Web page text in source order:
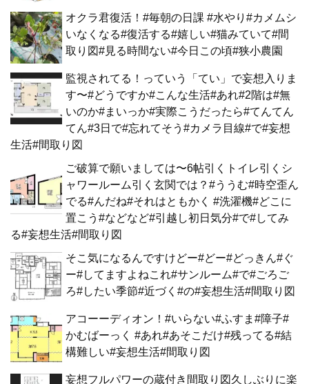
オクラ君復活！#毎朝の日課 #水やり#カメムシ
いなくなる#復活する#嬉しい#猫みていて#間
取り図#見る時間ない#今日この頃#狭小農園
監視されてる！っていう「てい」で妄想入りま
す〜#どうですか#こんな生活#あれ#2階は#無
いのか#まいっか#実際こうだったら#てんてん
てん#3日で#忘れてそう#カメラ目線#で#妄想
生活#間取り図
ご破算で願いましては〜6帖引くトイレ引くシ
ャワールーム引く玄関では？#ううむ#時空歪ん
でる#んだね#それはともかく #洗濯機#どこに
置こう#などなど#引越し初日気分#で#してみ
る#妄想生活#間取り図
そこ気になるんですけどー#どー#どっきん#ぐ
ー#してますよねこれ#サンルーム#で#ごろご
ろ#したい季節#近づく#の#妄想生活#間取り図
アコーーディオン！#いらない#ふすま#障子#
かむばーっく #あれ#あそこだけ#残ってる#結
構難しい#妄想生活#間取り図
妄想フルパワーの蔵付き間取り図久しぶりに楽